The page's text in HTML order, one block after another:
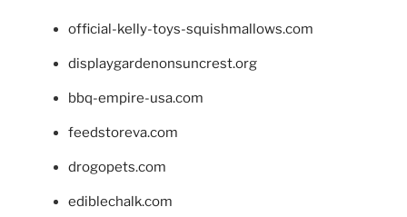
official-kelly-toys-squishmallows.com
displaygardenonsuncrest.org
bbq-empire-usa.com
feedstoreva.com
drogopets.com
ediblechalk.com